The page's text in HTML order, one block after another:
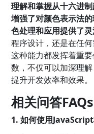
理解和掌握从十六进
增强了对颜色表示法
色处理和应用提供了灵
程序设计，还是在任
这种能力都发挥着重
数，不仅可以加深理
提升开发效率和效果。
相关问答FAQs
1. 如何使用